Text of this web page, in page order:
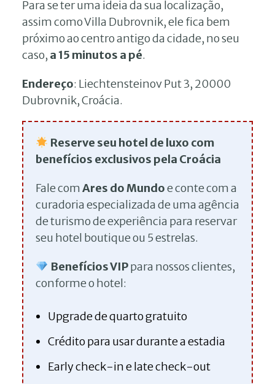
Para se ter uma ideia da sua localização,
assim como Villa Dubrovnik, ele fica bem
próximo ao centro antigo da cidade, no seu
caso, a 15 minutos a pé.
Endereço: Liechtensteinov Put 3, 20000
Dubrovnik, Croácia.
Reserve seu hotel de luxo com
benefícios exclusivos pela Croácia
Fale comAres do Mundoe conte com a
curadoria especializada de uma agência
de turismo de experiência para reservar
seu hotel boutique ou 5 estrelas.
Benefícios VIPpara nossos clientes,
conforme o hotel:
Upgrade de quarto gratuito
Crédito para usar durante a estadia
Early check-in e late check-out